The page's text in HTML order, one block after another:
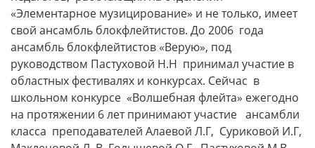
«Элементарное музицирование» и не только, имеет
свой ансамбль блокфлейтистов. До 2006 года
ансамбль блокфлейтистов «Верую», под
руководством Пастуховой Н.Н принимал участие в
областных фестивалях и конкурсах. Сейчас в
школьном конкурсе «Волшебная флейта» ежегодно
на протяжении 6 лет принимают участие ансамбли
класса преподавателей Алаевой Л.Г, Суриковой И.Г,